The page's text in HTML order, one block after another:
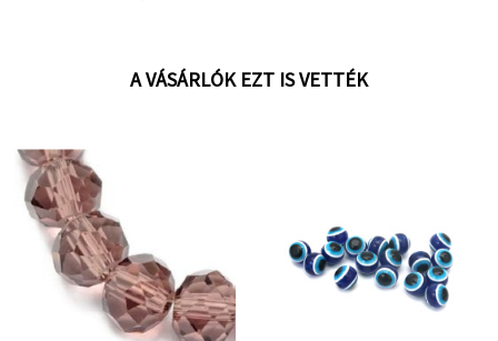
A VÁSÁRLÓK EZT IS VETTÉK